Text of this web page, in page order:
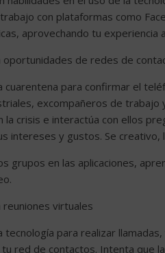
con plataformas como
aprovechando tu experiencia
oportunidades de redes de
cuarentena para confirmar el
excompañeros de
la crisis e interactúa con ellos
intereses y gustos. Se
grupos en las aplicaciones,
reuniones virtuales
tecnología para realizar
red de contactos. Intenta que